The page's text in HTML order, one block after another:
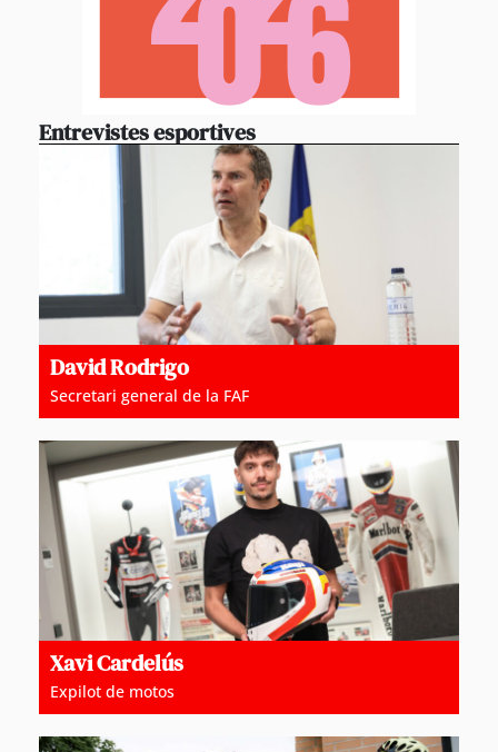
Entrevistes esportives
David Rodrigo
Secretari general de la FAF
Xavi Cardelús
Expilot de motos